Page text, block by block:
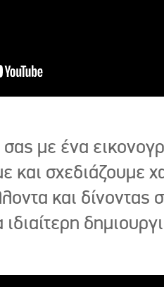
σας με ένα
και σχεδιάζουμε
και δίνοντας
ιδιαίτερη